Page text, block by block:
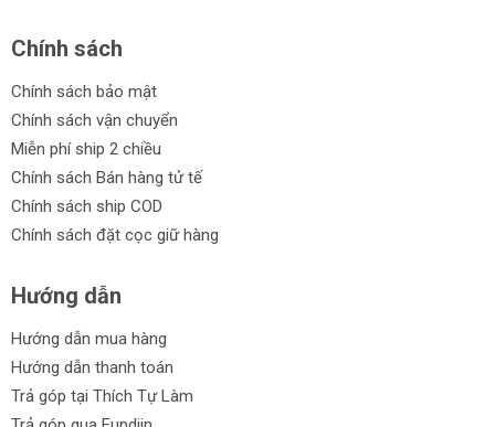
Chính sách
Chính sách bảo mật
Chính sách vận chuyển
Miễn phí ship 2 chiều
Chính sách Bán hàng tử tế
Chính sách ship COD
Chính sách đặt cọc giữ hàng
Hướng dẫn
Hướng dẫn mua hàng
Hướng dẫn thanh toán
Trả góp tại Thích Tự Làm